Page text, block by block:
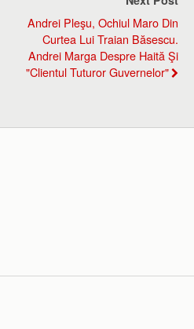
Andrei Pleşu, Ochiul Maro Din
Curtea Lui Traian Băsescu.
Andrei Marga Despre Haită Şi
"clientul Tuturor Guvernelor"